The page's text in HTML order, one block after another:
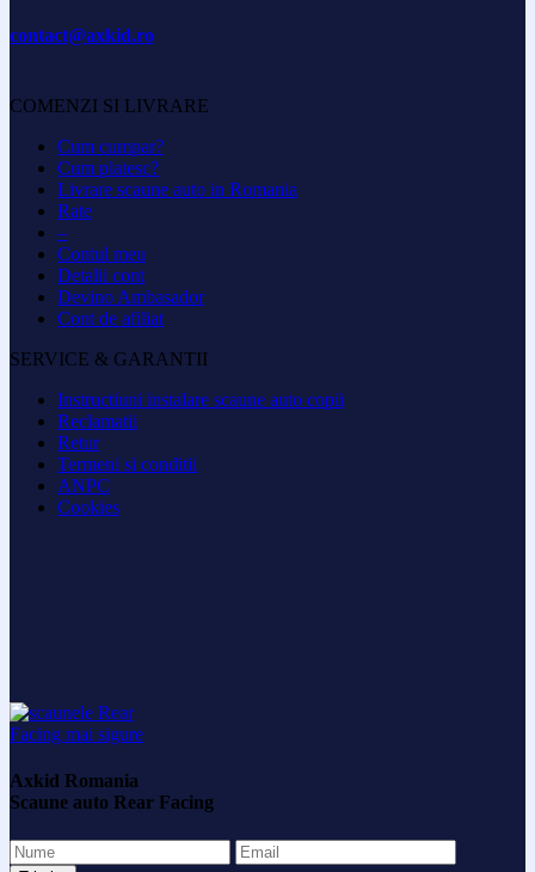
contact@axkid.ro
COMENZI SI LIVRARE
Cum cumpar?
Cum platesc?
Livrare scaune auto in Romania
Rate
–
Contul meu
Detalii cont
Devino Ambasador
Cont de afiliat
SERVICE & GARANTII
Instructiuni instalare scaune auto copii
Reclamatii
Retur
Termeni si conditii
ANPC
Cookies
Axkid Romania
Scaune auto Rear Facing